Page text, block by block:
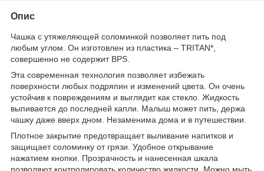
Опис
Чашка с утяжеляющей соломинкой позволяет пить под
любым углом. Он изготовлен из пластика – TRITAN*,
совершенно не содержит BPS.
Эта современная технология позволяет избежать
поверхности любых подряпин и изменений цвета. Он очень
устойчив к повреждениям и выглядит как стекло. Жидкость
выпивается до последней капли. Малыш может пить, держа
чашку даже вверх дном. Незаменима дома и в путешествии.
Плотное закрытие предотвращает выливание напитков и
защищает соломинку от грязи. Удобное открывание
нажатием кнопки. Прозрачность и нанесенная шкала
позволяют контролировать количество жидкости. Можно мыть